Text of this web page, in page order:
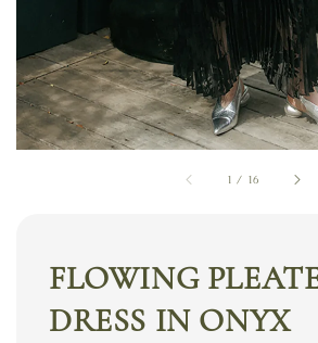
1 / 16
FLOWING
DRESS IN ONYX